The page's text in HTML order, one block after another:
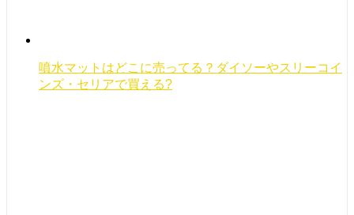
噴水マットはどこに売ってる？ダイソーやスリーコイ
ンズ・セリアで買える?